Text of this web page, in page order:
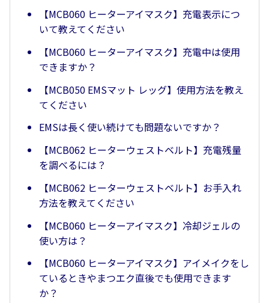
【MCB060 ヒーターアイマスク】充電表示につ
いて教えてください
【MCB060 ヒーターアイマスク】充電中は使用
できますか？
【MCB050 EMSマット レッグ】使用方法を教え
てください
EMSは長く使い続けても問題ないですか？
【MCB062 ヒーターウェストベルト】充電残量
を調べるには？
【MCB062 ヒーターウェストベルト】お手入れ
方法を教えてください
【MCB060 ヒーターアイマスク】冷却ジェルの
使い方は？
【MCB060 ヒーターアイマスク】アイメイクをし
ているときやまつエク直後でも使用できます
か？